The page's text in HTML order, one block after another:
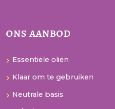
ons aanbod
Essentiële oliën
Klaar om te gebruiken
Neutrale basis